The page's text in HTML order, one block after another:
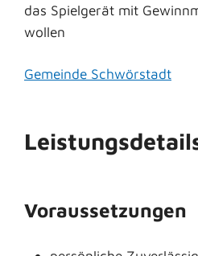
das Spielgerät mit
wollen
Gemeinde Schwörstadt
Voraussetzungen